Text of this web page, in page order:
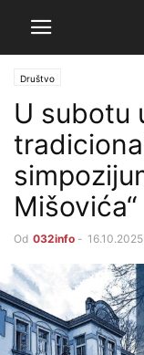
Društvo
U subotu
Mišovića“
Od 032info - 16.10.2025